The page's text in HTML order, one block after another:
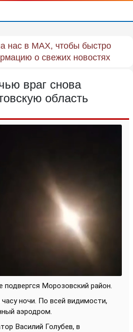
нас в MAX, чтобы быстро
о свежих новостях
враг снова
область
подвергся Морозовский район.
ночи. По всей видимости,
аэродром.
Василий Голубев, в